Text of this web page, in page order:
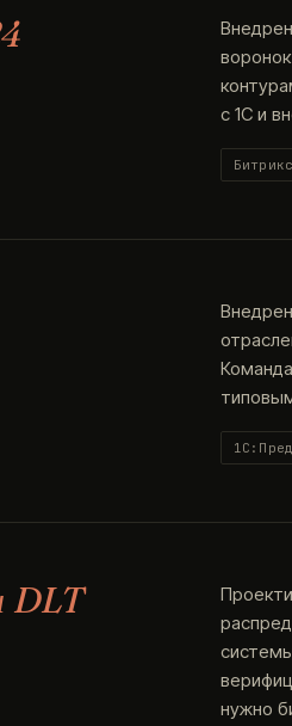
с 1С и
DLT
нужно